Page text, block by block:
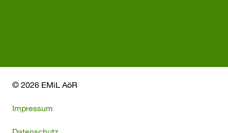
© 2026 EMiL AöR
Impressum